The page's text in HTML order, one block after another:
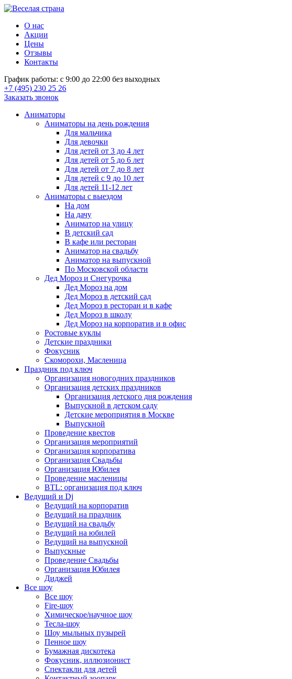
О нас
Акции
Цены
Отзывы
Контакты
График работы: с 9:00 до 22:00 без выходных
+7 (495) 230 25 26
Заказать звонок
Аниматоры
Аниматоры на день рождения
Для мальчика
Для девочки
Для детей от 3 до 4 лет
Для детей от 5 до 6 лет
Для детей от 7 до 8 лет
Для детей с 9 до 10 лет
Для детей 11-12 лет
Аниматоры с выездом
На дом
На дачу
Аниматор на улицу
В детский сад
В кафе или ресторан
Аниматор на свадьбу
Аниматор на выпускной
По Московской области
Дед Мороз и Снегурочка
Дед Мороз на дом
Дед Мороз в детский сад
Дед Мороз в ресторан и в кафе
Дед Мороз в школу
Дед Мороз на корпоратив и в офис
Ростовые куклы
Детские праздники
Фокусник
Скоморохи, Масленица
Праздник под ключ
Организация новогодних праздников
Организация детских праздников
Организация детского дня рождения
Выпускной в детском саду
Детские мероприятия в Москве
Выпускной
Проведение квестов
Организация мероприятий
Организация корпоратива
Организация Свадьбы
Организация Юбилея
Проведение масленицы
BTL: организация под ключ
Ведущий и Dj
Ведущий на корпоратив
Ведущий на праздник
Ведущий на свадьбу
Ведущий на юбилей
Ведущий на выпускной
Выпускные
Проведение Свадьбы
Организация Юбилея
Диджей
Все шоу
Все шоу
Fire-шоу
Химическое/научное шоу
Тесла-шоу
Шоу мыльных пузырей
Пенное шоу
Бумажная дискотека
Фокусник, иллюзионист
Спектакли для детей